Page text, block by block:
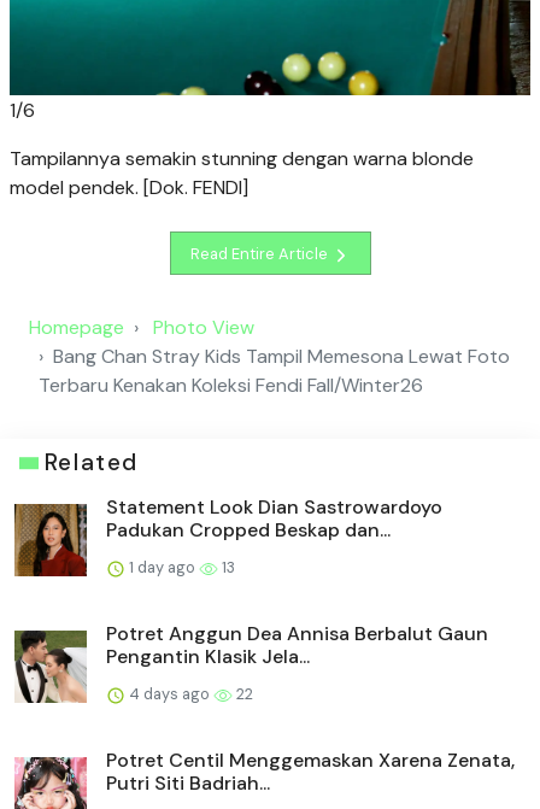
1/6
Tampilannya semakin stunning dengan warna blonde
model pendek. [Dok. FENDI]
Read Entire Article
Homepage
Photo View
Bang Chan Stray Kids Tampil Memesona Lewat Foto
Terbaru Kenakan Koleksi Fendi Fall/Winter26
Related
Statement Look Dian Sastrowardoyo
Padukan Cropped Beskap dan...
1 day ago 13
Potret Anggun Dea Annisa Berbalut Gaun
Pengantin Klasik Jela...
4 days ago 22
Potret Centil Menggemaskan Xarena Zenata,
Putri Siti Badriah...